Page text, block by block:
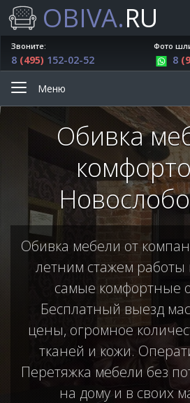
OBIVA.RU
Звоните:
8 (495) 152-02-52
Фото
8
Меню
Обивка
Обивка мебели от
летним стажем работы
самые комфортные
Бесплатный выезд
цены, огромное
тканей и кожи.
Перетяжка мебели без
на дому и в своих